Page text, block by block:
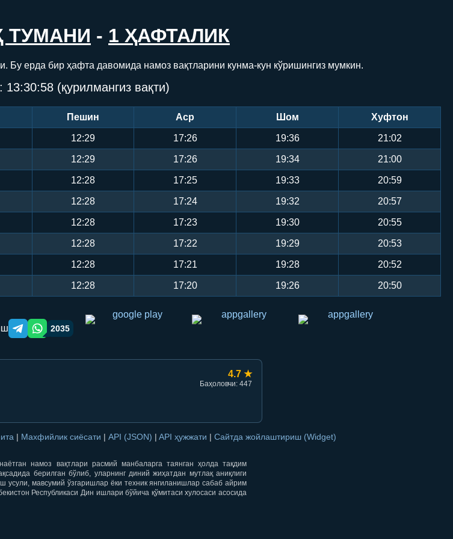
ТУМАНИ - 1 ҲАФТАЛИК
Бу ерда бир ҳафта давомида намоз вақтларини кунма-кун кўришингиз мумкин.
13:30:58 (қурилмангиз вақти)
Пешин Аср Шом Хуфтон
12:29 17:26 19:36 21:02
12:29 17:26 19:34 21:00
12:28 17:25 19:33 20:59
12:28 17:24 19:32 20:57
12:28 17:23 19:30 20:55
12:28 17:22 19:29 20:53
12:28 17:21 19:28 20:52
12:28 17:20 19:26 20:50
Telegram orqali ulashish
WhatsApp orqali ulashish
2035
4.7 ★
Баҳоловчи: 447
| Махфийлик сиёсати | API (JSON) | API ҳужжати | Сайтда жойлаштириш (Widget)
намоз вақтлари расмий манбаларга таянган ҳолда тақдим
берилган бўлиб, уларнинг диний жиҳатдан мутлақ аниқлиги
усули, мавсумий ўзгаришлар ёки техник янгиланишлар сабаб айрим
Республикаси Дин ишлари бўйича қўмитаси хулосаси асосида